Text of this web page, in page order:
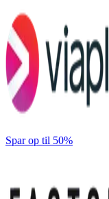
Spar op til 50%